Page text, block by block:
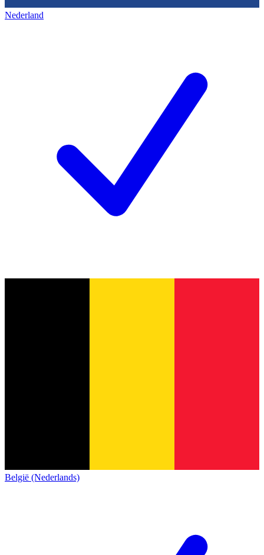
Nederland
België (Nederlands)